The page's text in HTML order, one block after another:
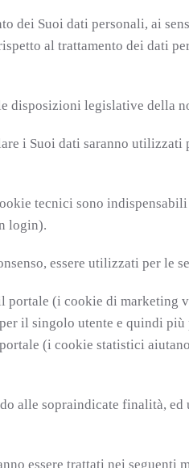
dei Suoi dati personali, ai
al trattamento dei dati
disposizioni legislative della
i Suoi dati saranno
tecnici sono
login).
essere utilizzati per le
portale (i cookie di
il singolo utente e quindi
(i cookie statistici
alle sopraindicate finalità,
essere trattati nei seguenti